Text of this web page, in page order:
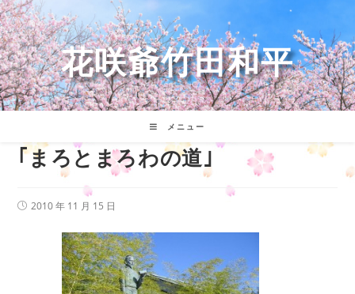
コ
ン
テ
ン
ツ
へ
ス
花咲爺竹田和平
メニュー
｢まろとまろわの道｣
投 2010 年 11 月 15 日